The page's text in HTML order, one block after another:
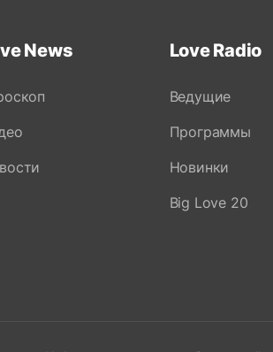
News Love Radio
Ведущие
Программы
Новинки
Big Love 20